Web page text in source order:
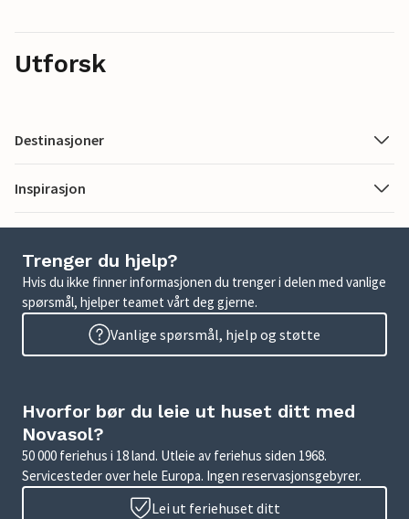
Utforsk
Destinasjoner
Inspirasjon
Trenger du hjelp?
Hvis du ikke finner informasjonen du trenger i delen med vanlige
spørsmål, hjelper teamet vårt deg gjerne.
Vanlige spørsmål, hjelp og støtte
Hvorfor bør du leie ut huset ditt med
Novasol?
50 000 feriehus i 18 land. Utleie av feriehus siden 1968.
Servicesteder over hele Europa. Ingen reservasjonsgebyrer.
Lei ut feriehuset ditt